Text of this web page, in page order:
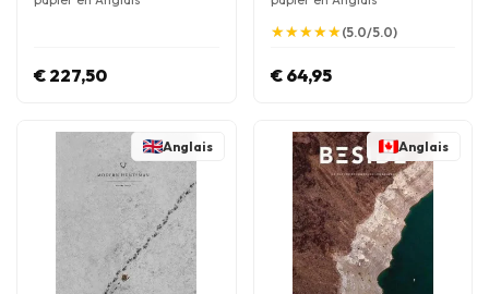
€ 227,50
★
★★
★★
★★
★★
★(5.0/5.0)
€ 64,95
Anglais Anglais